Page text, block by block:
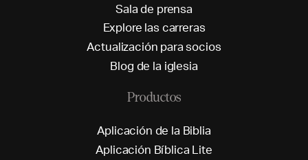
Sala de prensa
Explore las carreras
Actualización para socios
Blog de la iglesia
Productos
Aplicación de la Biblia
Aplicación Bíblica L ite